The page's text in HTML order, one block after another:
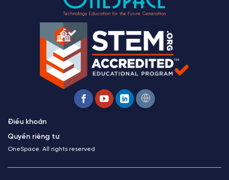
Điều khoản
Quyền riêng tư
OneSpace. All rights reserved